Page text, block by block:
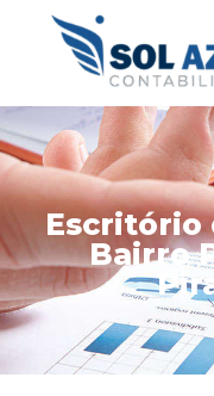
Escritório
Bairro